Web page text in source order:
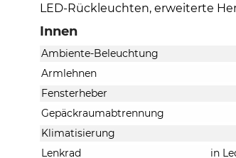
LED-Rückleuchten, erweiterte
Innen
Ambiente-Beleuchtung
Armlehnen
Fensterheber
Gepäckraumabtrennung
Klimatisierung
Lenkrad
in